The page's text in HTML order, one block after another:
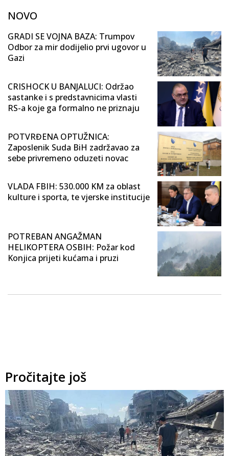
NOVO
GRADI SE VOJNA BAZA: Trumpov
Odbor za mir dodijelio prvi ugovor u
Gazi
CRISHOCK U BANJALUCI: Održao
sastanke i s predstavnicima vlasti
RS-a koje ga formalno ne priznaju
POTVRĐENA OPTUŽNICA:
Zaposlenik Suda BiH zadržavao za
sebe privremeno oduzeti novac
VLADA FBIH: 530.000 KM za oblast
kulture i sporta, te vjerske institucije
POTREBAN ANGAŽMAN
HELIKOPTERA OSBIH: Požar kod
Konjica prijeti kućama i pruzi
Pročitajte još